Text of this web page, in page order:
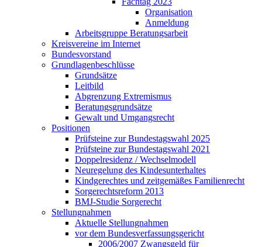
Organisation
Anmeldung
Arbeitsgruppe Beratungsarbeit
Kreisvereine im Internet
Bundesvorstand
Grundlagenbeschlüsse
Grundsätze
Leitbild
Abgrenzung Extremismus
Beratungsgrundsätze
Gewalt und Umgangsrecht
Positionen
Prüfsteine zur Bundestagswahl 2025
Prüfsteine zur Bundestagswahl 2021
Doppelresidenz / Wechselmodell
Neuregelung des Kindesunterhaltes
Kindgerechtes und zeitgemäßes Familienrecht
Sorgerechtsreform 2013
BMJ-Studie Sorgerecht
Stellungnahmen
Aktuelle Stellungnahmen
vor dem Bundesverfassungsgericht
2006/2007 Zwangsgeld für